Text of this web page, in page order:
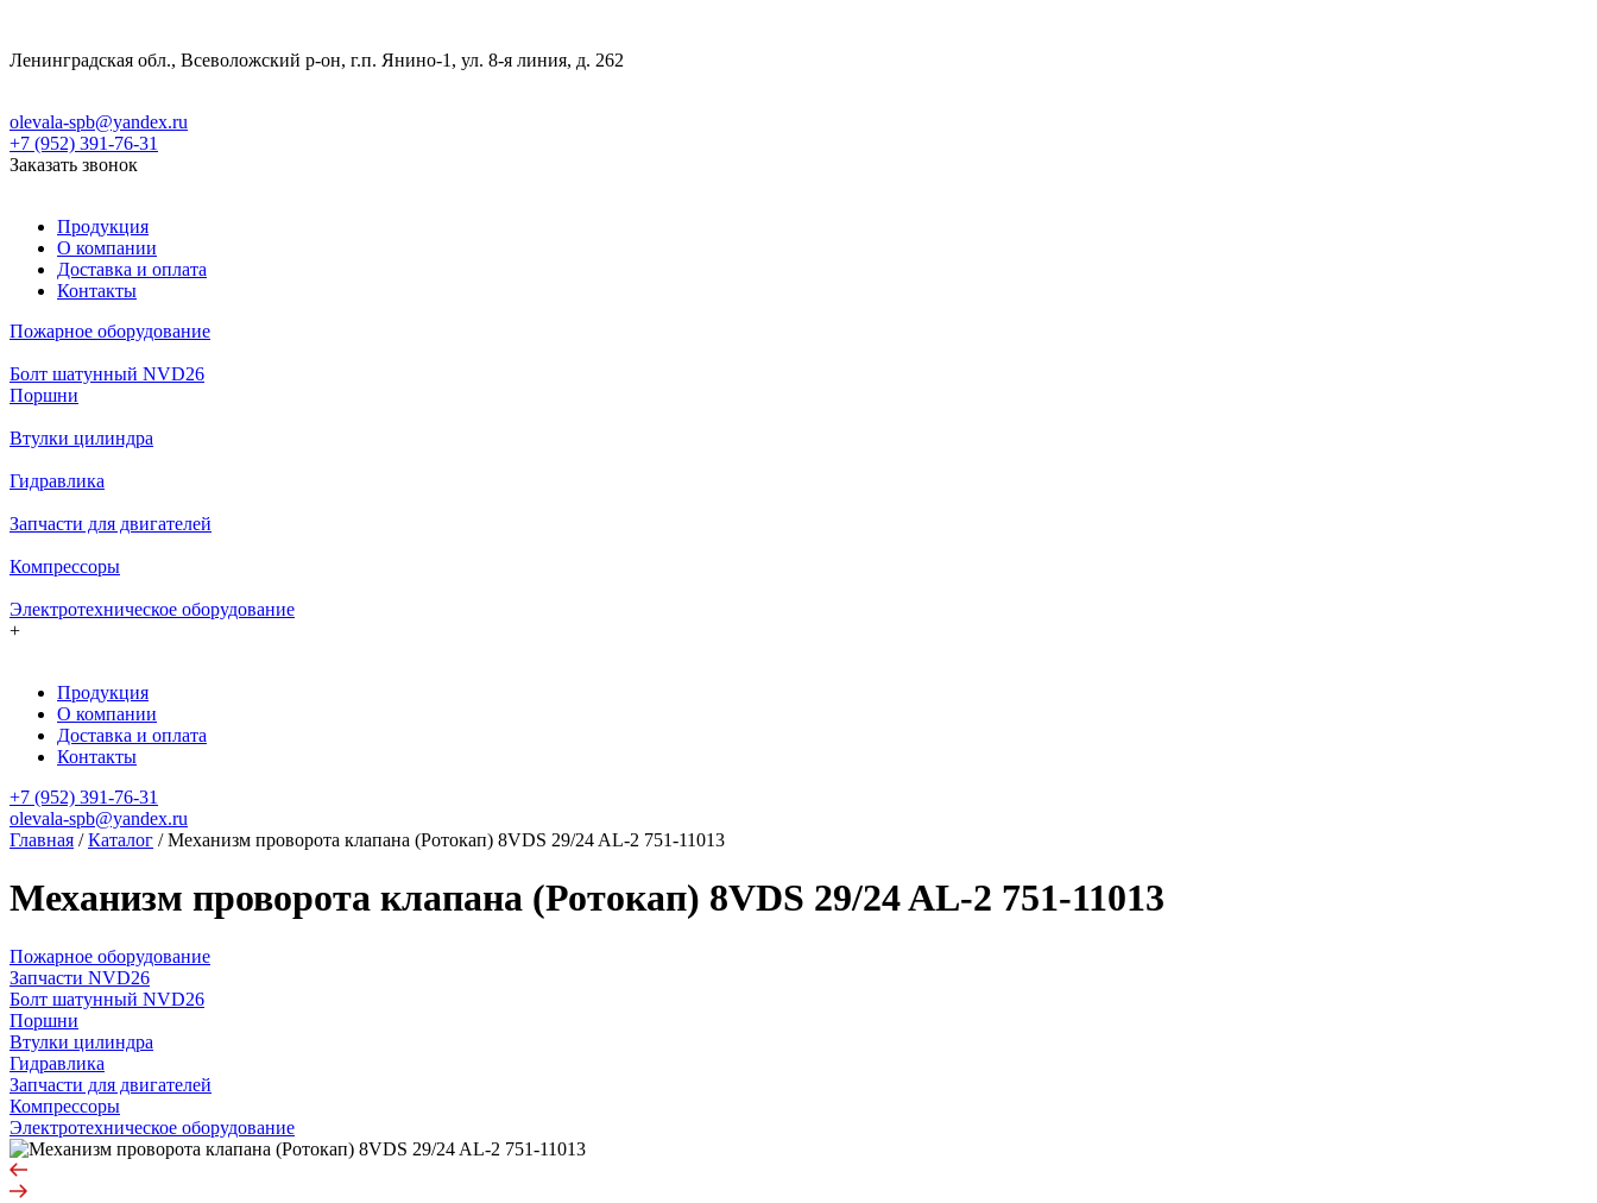
Ленинградская обл., Всеволожский р-он, г.п. Янино-1, ул. 8-я линия, д. 262
olevala-spb@yandex.ru
+7 (952) 391-76-31
Заказать звонок
Продукция
О компании
Доставка и оплата
Контакты
Пожарное оборудование
Болт шатунный NVD26
Поршни
Втулки цилиндра
Гидравлика
Запчасти для двигателей
Компрессоры
Электротехническое оборудование
+
Продукция
О компании
Доставка и оплата
Контакты
+7 (952) 391-76-31
olevala-spb@yandex.ru
Главная /Каталог /Механизм проворота клапана (Ротокап) 8VDS 29/24 AL-2 751-11013
Механизм проворота клапана (Ротокап) 8VDS 29/24 AL-2 751-11013
Пожарное оборудование
Запчасти NVD26
Болт шатунный NVD26
Поршни
Втулки цилиндра
Гидравлика
Запчасти для двигателей
Компрессоры
Электротехническое оборудование